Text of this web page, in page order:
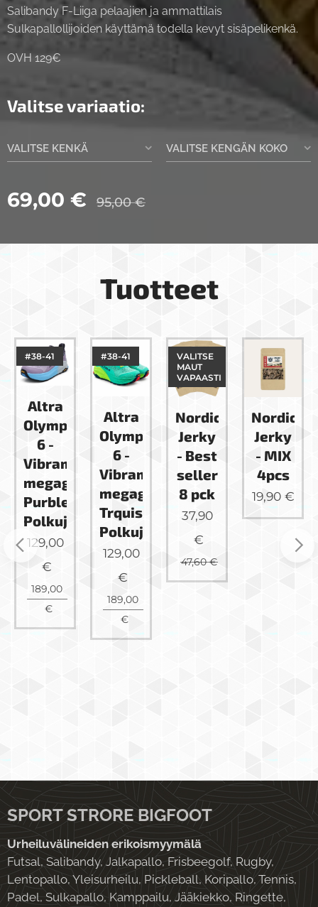
Salibandy F-Liiga pelaajien ja ammattilais
Sulkapallollijoiden käyttämä todella kevyt sisäpelikenkä.
OVH 129€
Valitse variaatio:
VALITSE KENKÄ VALITSE KENGÄN KOKO
69,00 € 95,00€
Tuotteet
Altra
Olympus
6 -
Vibram
megagrip
Purble
Polkujuoksukenkä
#38-41
129,00
€
189,00
€
Altra
Olympus
6 -
Vibram
megagrip
Trquise
Polkujuoksukenkä
#38-41
129,00
€
189,00
€
Nordic
Jerky
- Best
seller
8 pck
VALITSE
MAUT
VAPAASTI
37,90
€
47,60€
Nordic
Jerky
- MIX
4pcs
19,90€
SPORT STRORE BIGFOOT
Urheiluvälineiden erikoismyymälä
Futsal, Salibandy, Jalkapallo, Frisbeegolf, Rugby,
Lentopallo, Yleisurheilu, Pickleball, Koripallo, Tennis,
Padel, Sulkapallo, Kamppailu, Jääkiekko, Ringette,